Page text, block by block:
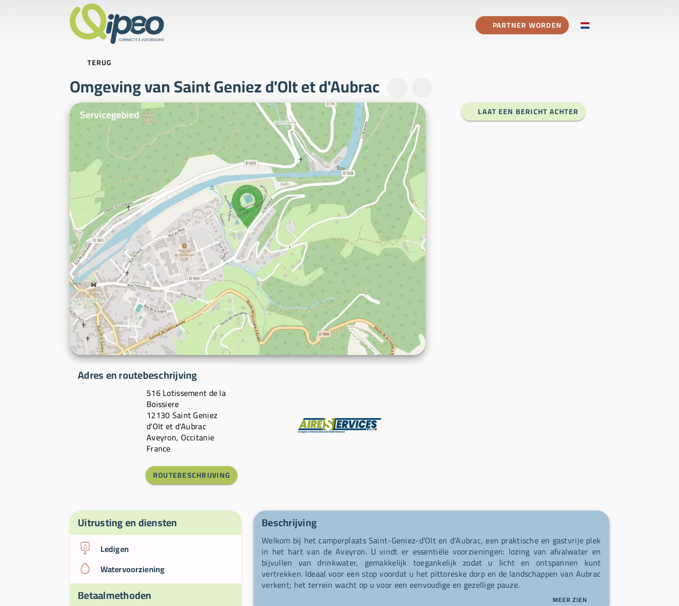
PARTNER WORDEN
TERUG
Omgeving van Saint Geniez d'Olt et d'Aubrac
Illustratiefoto's
Servicegebied
Adres en routebeschrijving
516 Lotissement de la
Boissiere
12130 Saint Geniez
d'Olt et d'Aubrac
Aveyron, Occitanie
France
ROUTEBESCHRIJVING
Fabrikant
LAAT EEN BERICHT ACHTER
Uitrusting en diensten
Ledigen
Watervoorziening
Betaalmethoden
Beschrijving
Welkom bij het camperplaats Saint-Geniez-d'Olt en d'Aubrac, een praktische en gastvrije plek
in het hart van de Aveyron. U vindt er essentiële voorzieningen: lozing van afvalwater en
bijvullen van drinkwater, gemakkelijk toegankelijk zodat u licht en ontspannen kunt
vertrekken. Ideaal voor een stop voordat u het pittoreske dorp en de landschappen van Aubrac
verkent; het terrein wacht op u voor een eenvoudige en gezellige pauze.
MEER ZIEN